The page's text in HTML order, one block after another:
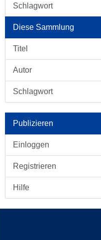
Schlagwort
Diese Sammlung
Titel
Autor
Schlagwort
Publizieren
Einloggen
Registrieren
Hilfe